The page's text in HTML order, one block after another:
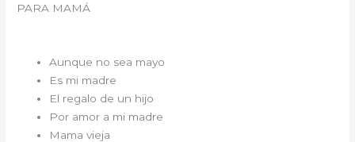
PARA MAMÁ
Aunque no sea mayo
Es mi madre
El regalo de un hijo
Por amor a mi madre
Mama vieja